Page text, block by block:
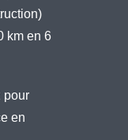
km en 6
pour
en